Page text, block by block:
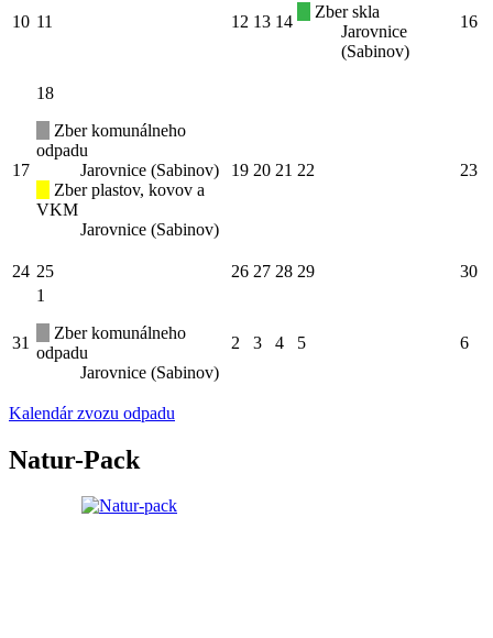
10 11 12 13 14
Zber skla
Jarovnice
(Sabinov)
16
17
18
Zber komunálneho
odpadu
Jarovnice (Sabinov)
Zber plastov, kovov a
VKM
Jarovnice (Sabinov)
19 20 21 22 23
24 25 26 27 28 29 30
31
1
Zber komunálneho
odpadu
Jarovnice (Sabinov)
2 3 4 5 6
Kalendár zvozu odpadu
Natur-Pack